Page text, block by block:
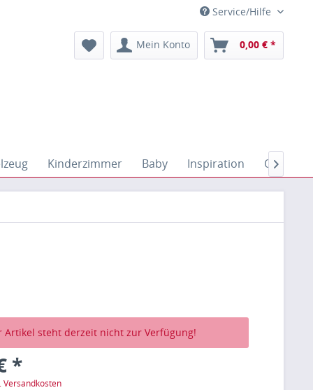
Service/Hilfe
Mein Konto 0,00 € *
Kinderzimmer Baby Inspiration Outdoor

Artikel steht derzeit nicht zur Verfügung!
*
Versandkosten